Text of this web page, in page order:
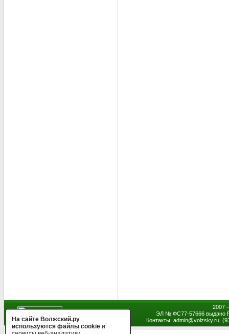
2007
ЭЛ № ФС77-57666 выдано
Контакты: admin@volzsky.ru,
На сайте Волжский.ру
используются файлы cookie и